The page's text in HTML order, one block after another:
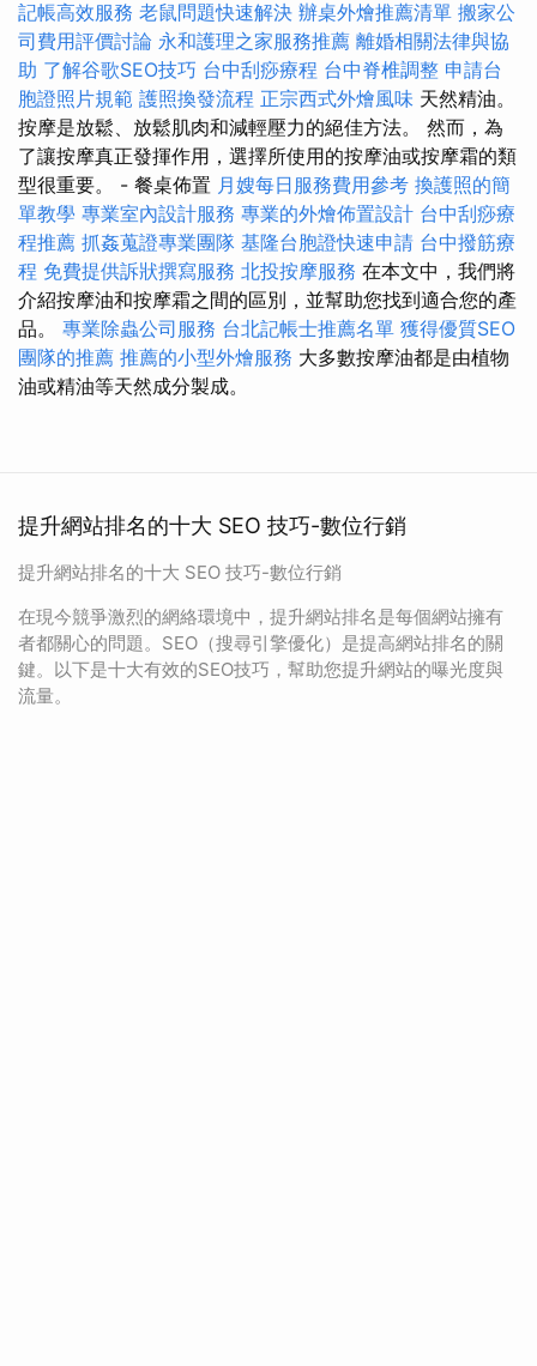
記帳高效服務 老鼠問題快速解決 辦桌外燴推薦清單 搬家公
司費用評價討論 永和護理之家服務推薦 離婚相關法律與協
助 了解谷歌SEO技巧 台中刮痧療程 台中脊椎調整 申請台
胞證照片規範 護照換發流程 正宗西式外燴風味 天然精油。
按摩是放鬆、放鬆肌肉和減輕壓力的絕佳方法。 然而，為
了讓按摩真正發揮作用，選擇所使用的按摩油或按摩霜的類
型很重要。 - 餐桌佈置 月嫂每日服務費用參考 換護照的簡
單教學 專業室內設計服務 專業的外燴佈置設計 台中刮痧療
程推薦 抓姦蒐證專業團隊 基隆台胞證快速申請 台中撥筋療
程 免費提供訴狀撰寫服務 北投按摩服務 在本文中，我們將
介紹按摩油和按摩霜之間的區別，並幫助您找到適合您的產
品。 專業除蟲公司服務 台北記帳士推薦名單 獲得優質SEO
團隊的推薦 推薦的小型外燴服務 大多數按摩油都是由植物
油或精油等天然成分製成。
提升網站排名的十大 SEO 技巧-數位行銷
提升網站排名的十大 SEO 技巧-數位行銷
在現今競爭激烈的網絡環境中，提升網站排名是每個網站擁有
者都關心的問題。SEO（搜尋引擎優化）是提高網站排名的關
鍵。以下是十大有效的SEO技巧，幫助您提升網站的曝光度與
流量。